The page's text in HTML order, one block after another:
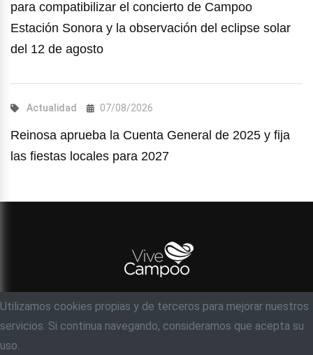
Utilizamos cookies propias y de terceros para mejorar nuestros
servicios. Si continua navegando, consideramos que acepta su
uso.
para compatibilizar el concierto de Campoo
Estación Sonora y la observación del eclipse solar
del 12 de agosto
Actualidad 07/08/2026
Reinosa aprueba la Cuenta General de 2025 y fija
las fiestas locales para 2027
© Objetivo 35 milímetros, S.C
Acerca de Contacto Ayuda
Aviso legal